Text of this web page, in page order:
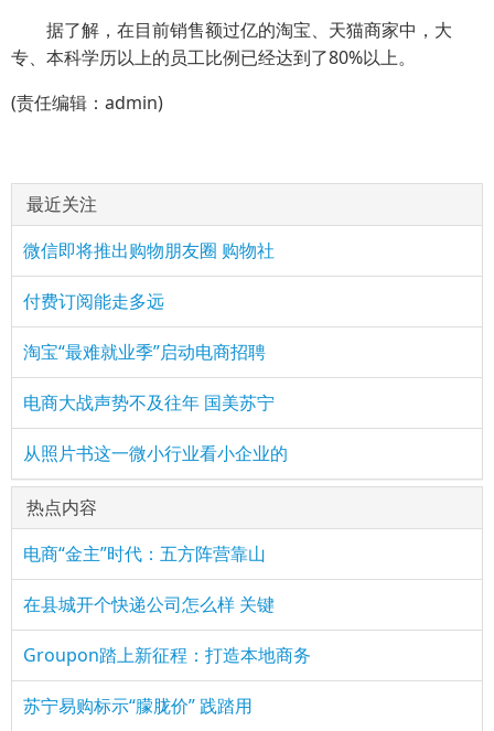
据了解，在目前销售额过亿的淘宝、天猫商家中，大
专、本科学历以上的员工比例已经达到了80%以上。
(责任编辑：admin)
最近关注
微信即将推出购物朋友圈 购物社
付费订阅能走多远
淘宝“最难就业季”启动电商招聘
电商大战声势不及往年 国美苏宁
从照片书这一微小行业看小企业的
热点内容
电商“金主”时代：五方阵营靠山
在县城开个快递公司怎么样 关键
Groupon踏上新征程：打造本地商务
苏宁易购标示“朦胧价” 践踏用